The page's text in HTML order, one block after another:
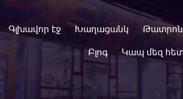
Գլխավոր էջ Խաղացանկ
Բլոգ
Կապ մեզ